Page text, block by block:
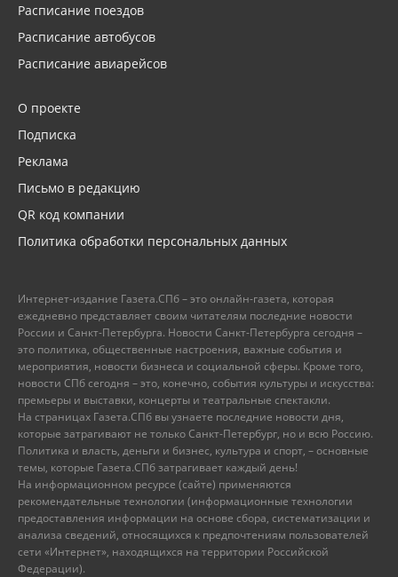
Расписание поездов
Расписание автобусов
Расписание авиарейсов
О проекте
Подписка
Реклама
Письмо в редакцию
QR код компании
Политика обработки персональных данных
Интернет-издание Газета.СПб – это онлайн-газета, которая
ежедневно представляет своим читателям последние новости
России и Санкт-Петербурга. Новости Санкт-Петербурга сегодня –
это политика, общественные настроения, важные события и
мероприятия, новости бизнеса и социальной сферы. Кроме того,
новости СПб сегодня – это, конечно, события культуры и искусства:
премьеры и выставки, концерты и театральные спектакли.
На страницах Газета.СПб вы узнаете последние новости дня,
которые затрагивают не только Санкт-Петербург, но и всю Россию.
Политика и власть, деньги и бизнес, культура и спорт, – основные
темы, которые Газета.СПб затрагивает каждый день!
На информационном ресурсе (сайте) применяются
рекомендательные технологии (информационные технологии
предоставления информации на основе сбора, систематизации и
анализа сведений, относящихся к предпочтениям пользователей
сети «Интернет», находящихся на территории Российской
Федерации).